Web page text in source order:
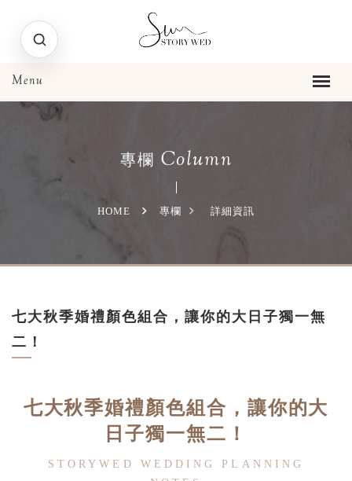
專欄 Column
HOME 專欄 詳細資訊
七大秋季婚禮顏色組合，讓你的大日子獨一無
二！
七大秋季婚禮顏色組合，讓你的大
日子獨一無二！
STORYWED WEDDING PLANNING